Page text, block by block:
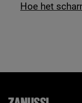
Hoe het